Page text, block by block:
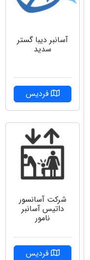
آسانبر دیبا گستر
سدید
فردیس
شرکت آسانسور
داتیس آسانبر
نامور
فردیس